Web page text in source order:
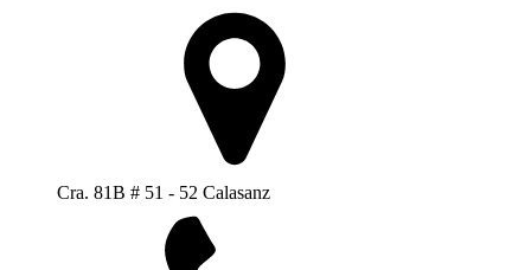
Cra. 81B # 51 - 52 Calasanz